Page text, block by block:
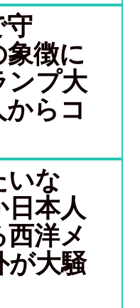
守
徴に
ンプ大
らコ
いな
日本人
洋メ
が大騒